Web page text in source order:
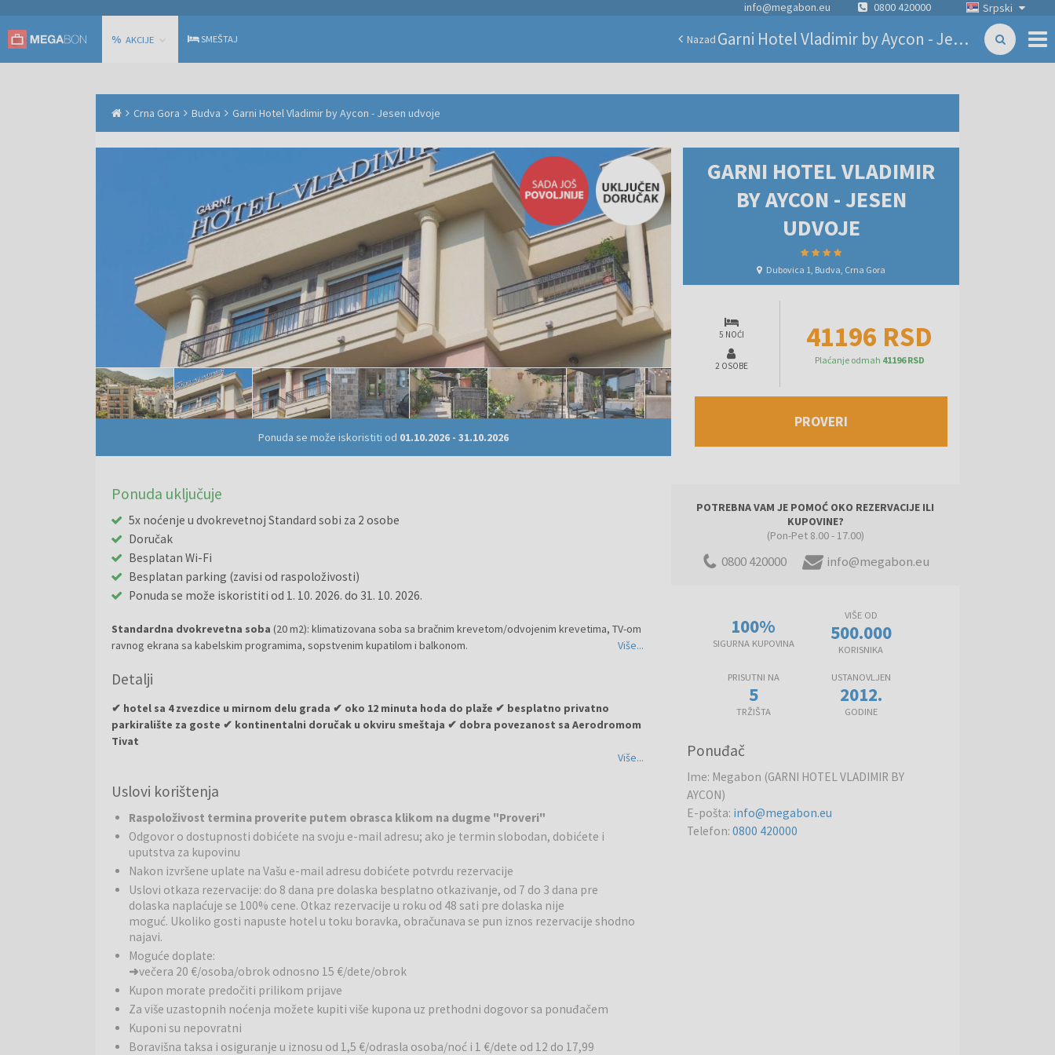
Srpski
info@megabon.eu 0800 420000
% AKCIJE SMEŠTAJ Nazad Garni Hotel Vladimir by Aycon - Jesen udvoje
Crna Gora Budva Garni Hotel Vladimir by Aycon - Jesen udvoje
GARNI HOTEL VLADIMIR
BY AYCON - JESEN
UDVOJE
Dubovica 1, Budva, Crna Gora
5 NOĆI
2 OSOBE
41196 RSD
Plaćanje odmah 41196 RSD
PROVERI
Ponuda se može iskoristiti od 01.10.2026 -31.10.2026
Ponuda uključuje
5x noćenje u dvokrevetnoj Standard sobi za 2 osobe
Doručak
Besplatan Wi-Fi
Besplatan parking (zavisi od raspoloživosti)
Ponuda se može iskoristiti od 1. 10. 2026. do 31. 10. 2026.
Standardna dvokrevetna soba (20 m2): klimatizovana soba sa bračnim krevetom/odvojenim krevetima, TV-om
ravnog ekrana sa kabelskim programima, sopstvenim kupatilom i balkonom.
Više...
Detalji
✔ hotel sa 4 zvezdice u mirnom delu grada ✔ oko 12 minuta hoda do plaže ✔ besplatno privatno
parkiralište za goste ✔ kontinentalni doručak u okviru smeštaja ✔ dobra povezanost sa Aerodromom
Tivat
znamenitosti. Hotel je odličan izbor za parove, pojedince i manje porodice koje žele opušten odmor na
Restorani:Hotel nudi kontinentalni doručak koji gostima obezbeđuje prijatan početak dana. U blizini hotela
nalaze se brojni restorani, barovi i kafići gde gosti mogu probati lokalne crnogorske specijalitete i međunarodnu
kuhinju.
Ostale usluge:Gostima su na raspolaganju besplatno privatno parkiralište, bežični internet i mogućnost
aerodromskog prevoza uz doplatu. Hotel nudi i prijatne zajedničke prostore i ljubazno hotelsko osoblje koje
obezbeđuje prijatan boravak gostiju.
Okolina:Hotel se nalazi oko 12 minuta hoda od plaže gde gosti mogu uživati u sunčanju, kupanju i različitim
vodenim aktivnostima. U blizini se nalaze brojna šetališta, prodavnice, restorani i zabavni sadržaji. Lokacija hotela
omogućava lak pristup popularnim turističkim znamenitostima i rekreativnim centrima.
Više...
Uslovi korištenja
Raspoloživost termina proverite putem obrasca klikom na dugme "Proveri"
Odgovor o dostupnosti dobićete na svoju e-mail adresu; ako je termin slobodan, dobićete i
uputstva za kupovinu
Nakon izvršene uplate na Vašu e-mail adresu dobićete potvrdu rezervacije
Uslovi otkaza rezervacije: do 8 dana pre dolaska besplatno otkazivanje, od 7 do 3 dana pre
dolaska naplaćuje se 100% cene. Otkaz rezervacije u roku od 48 sati pre dolaska nije
moguć. Ukoliko gosti napuste hotel u toku boravka, obračunava se pun iznos rezervacije shodno
najavi.
Moguće doplate:
➜večera 20 €/osoba/obrok odnosno 15 €/dete/obrok
Kupon morate predočiti prilikom prijave
Za više uzastopnih noćenja možete kupiti više kupona uz prethodni dogovor sa ponuđačem
Kuponi su nepovratni
Boravišna taksa i osiguranje u iznosu od 1,5 €/odrasla osoba/noć i 1 €/dete od 12 do 17,99
POTREBNA VAM JE POMOĆ OKO REZERVACIJE ILI
KUPOVINE?
(Pon-Pet 8.00 - 17.00)
0800 420000 info@megabon.eu
100%
SIGURNA KUPOVINA
VIŠE OD
500.000
KORISNIKA
PRISUTNI NA
5
TRŽIŠTA
USTANOVLJEN
2012.
GODINE
Ponuđač
Ime: Megabon (GARNI HOTEL VLADIMIR BY
AYCON)
E-pošta: info@megabon.eu
Telefon:0800 420000